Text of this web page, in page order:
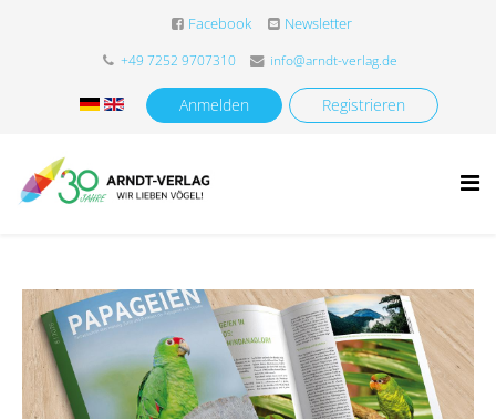
Facebook
Newsletter
+49 7252 9707310
info@arndt-verlag.de
Anmelden Registrieren